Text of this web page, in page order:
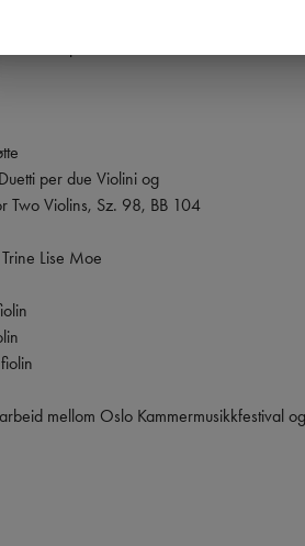
bratsj
per due Violini og
Two Violins, Sz. 98, BB 104
Lise Moe
mellom Oslo Kammermusikkfestival